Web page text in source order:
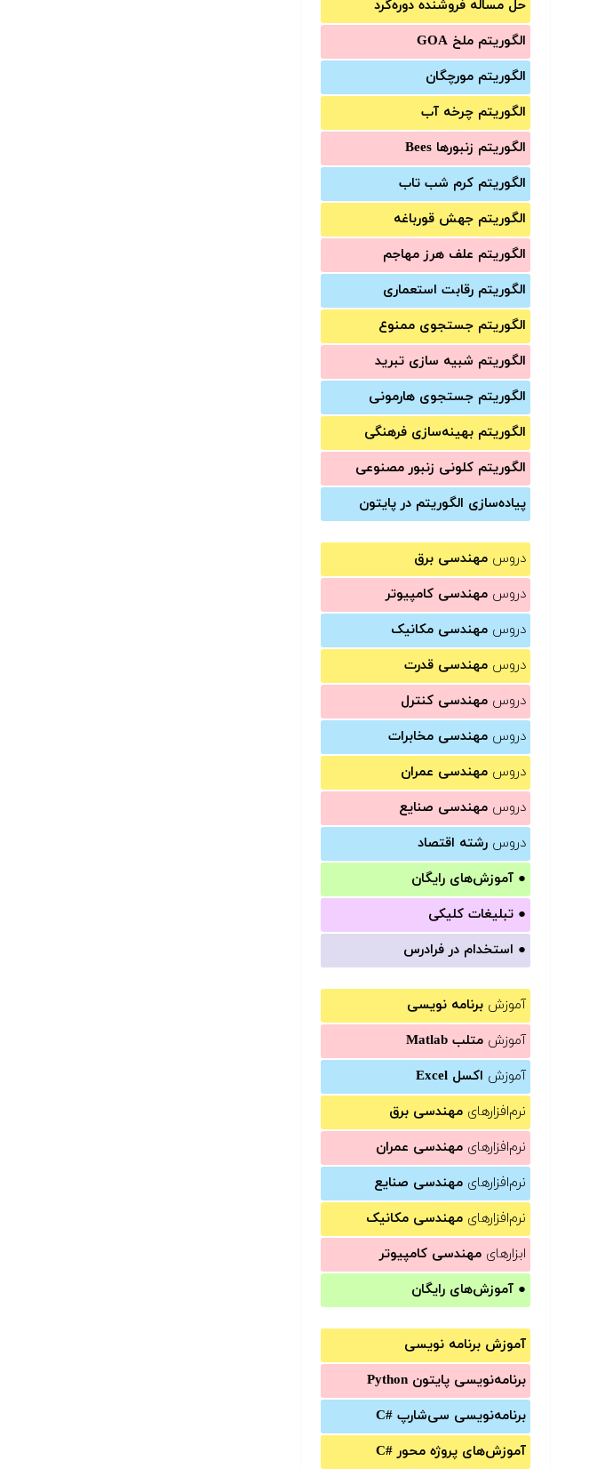
حل مساله فروشنده دوره‌گرد
الگوریتم ملخ GOA
الگوریتم مورچگان
الگوریتم چرخه آب
الگوریتم زنبورها Bees
الگوریتم کرم شب تاب
الگوریتم جهش قورباغه
الگوریتم علف هرز مهاجم
الگوریتم رقابت استعماری
الگوریتم جستجوی ممنوع
الگوریتم شبیه سازی تبرید
الگوریتم جستجوی هارمونی
الگوریتم بهینه‌سازی فرهنگی
الگوریتم کلونی زنبور مصنوعی
پیاده‌سازی الگوریتم در پایتون
دروس مهندسی برق
دروس مهندسی کامپیوتر
دروس مهندسی مکانیک
دروس مهندسی قدرت
دروس مهندسی کنترل
دروس مهندسی مخابرات
دروس مهندسی عمران
دروس مهندسی صنایع
دروس رشته اقتصاد
● آموزش‌های رایگان
● تبلیغات کلیکی
● استخدام در فرادرس
آموزش برنامه نویسی
آموزش متلب Matlab
آموزش اکسل Excel
نرم‌افزارهای مهندسی برق
نرم‌افزارهای مهندسی عمران
نرم‌افزارهای مهندسی صنایع
نرم‌افزارهای مهندسی مکانیک
ابزارهای مهندسی کامپیوتر
● آموزش‌های رایگان
آموزش برنامه نویسی
برنامه‌نویسی پایتون Python
برنامه‌‌نویسی سی‌شارپ C#‎
آموزش‌های پروژه محور #C